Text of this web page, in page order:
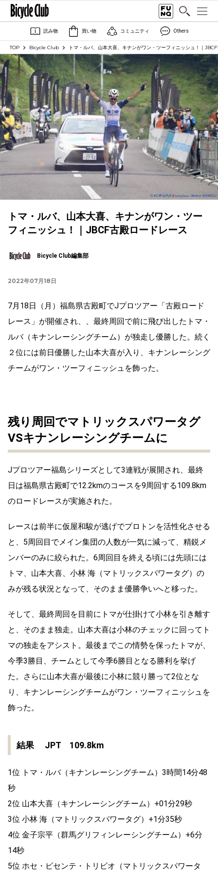
読み物 買い物 コミュニティ Others
TOP Bicycle Club トマ・ルバ、山本大喜、キナンがワン・ツーフィニッシュ！｜
トマ・ルバ、山本大喜、キナンがワン・ツー
フィニッシュ！｜JBCF古殿ロードレース
Bicycle Club編集部
2022年07月18日
7月18日（月）福島県古殿町でJプロツアー「古殿ロード
レース」が開催され、、最終周回で前に飛び出したトマ・
ルバ（キナンレーシングチーム）が独走し優勝した。続く
２位には前日優勝した山本大喜が入り、キナンレーシング
チームがワン・ツーフィニッシュを飾った。
残り周回でマトリックスパワータグ
VSキナンレーシングチームに
Jプロツアー福島シリーズとして3連戦が展開され、最終
日は福島県古殿町で12.2kmのコースを9周回する109.8km
のロードレースが実施された。
レースは前半に仮屋和駿が逃げでプロトンを活性化させる
と、5周回目でメイン集団の人数が一気に減って、精鋭メ
ンバーのみに絞られた。6周回目を終える頃には先頭には
トマ、山本大喜、小林 海（マトリックスパワータグ）の
みが残る状況となって、そのまま優勝争いへと移った。
そして、最終周回を目前にトマが仕掛けて小林を引き離す
と、そのまま独走。山本大喜は小林のチェックに回ってト
マの独走をアシスト。最後までこの情勢を保ったトマが、
今季3勝目、チームとして今季6勝目となる勝利を挙げ
た。さらに山本大喜が最後に小林に競り勝って2位とな
り、キナンレーシングチームがワン・ツーフィニッシュを
飾った。
結果 JPT 109.8km
1位 トマ・ルバ（キナンレーシングチーム）3時間14分48
秒
2位 山本大喜（キナンレーシングチーム）+01分29秒
3位 小林 海（マトリックスパワータグ）+1分35秒
4位 金子宗平（群馬グリフィンレーシングチーム）+6分
14秒
5位 ホセ・ビセンテ・トリビオ（マトリックスパワータ